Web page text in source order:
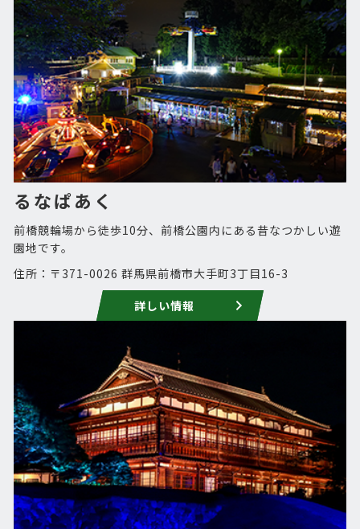
るなぱあく
前橋競輪場から徒歩10分、前橋公園内にある昔なつかしい遊
園地です。
住所：〒371-0026 群馬県前橋市大手町3丁目16-3
詳しい情報